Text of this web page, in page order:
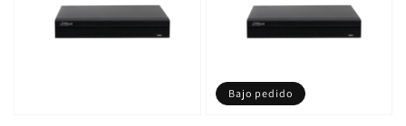
Bajo pedido